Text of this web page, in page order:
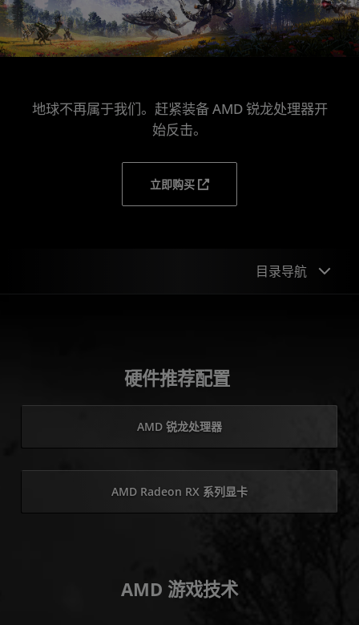
地球不再属于我们。赶紧装备 AMD 锐龙处理器开
始反击。
立即购买
目录导航
硬件推荐配置
AMD 锐龙处理器
AMD Radeon RX 系列显卡
AMD 游戏技术